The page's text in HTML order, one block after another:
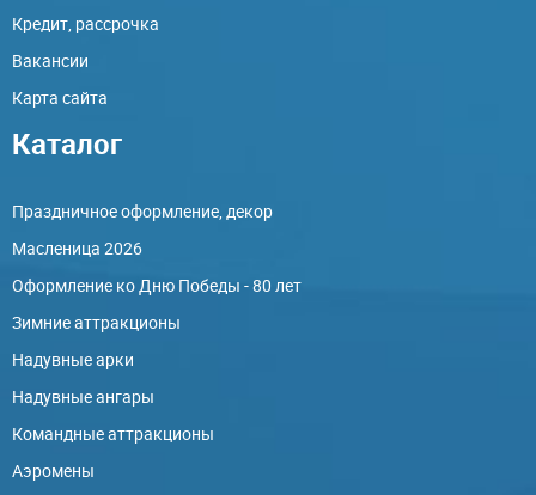
Кредит, рассрочка
Вакансии
Карта сайта
Каталог
Праздничное оформление, декор
Масленица 2026
Оформление ко Дню Победы - 80 лет
Зимние аттракционы
Надувные арки
Надувные ангары
Командные аттракционы
Аэромены